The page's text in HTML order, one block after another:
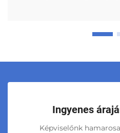
Ingyenes
Képviselőnk